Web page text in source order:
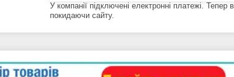
У компанії підключені електронні платежі.
покидаючи сайту.